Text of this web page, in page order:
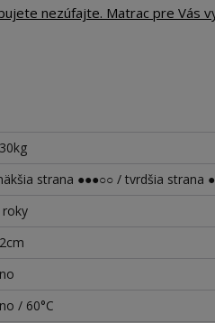
nezúfajte. Matrac pre Vás
strana ●●●○○ / tvrdšia strana
roky
/ 60°C